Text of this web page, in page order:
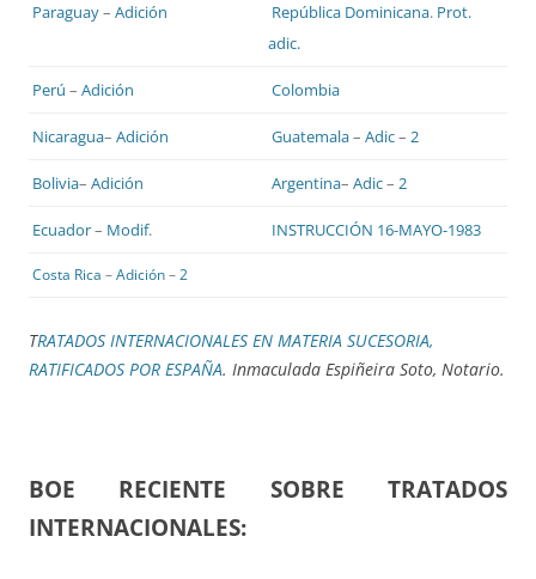
Paraguay– Adición República Dominicana. Prot.
adic.
Perú – Adición Colombia
Nicaragua– Adición Guatemala– Adic– 2
Bolivia– Adición Argentina– Adic– 2
Ecuador– Modif. INSTRUCCIÓN 16-MAYO-1983
Costa Rica –Adición–2
TRATADOS INTERNACIONALES EN MATERIA SUCESORIA,
RATIFICADOS POR ESPAÑA. Inmaculada Espiñeira Soto, Notario.
BOE RECIENTE SOBRE TRATADOS
INTERNACIONALES: